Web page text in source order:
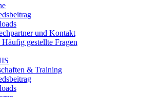
und Kontakt
gestellte Fragen
& Training